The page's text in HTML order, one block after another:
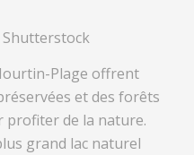
Plage offrent
et des forêts
de la nature.
grand lac naturel